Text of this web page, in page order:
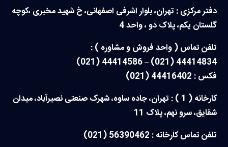
دفتر مرکزی : تهران، بلوار اشرفی اصفهانی، خ شهید مخبری ،کوچه
گلستان یکم، پلاک دو ، واحد 4
تلفن تماس ( واحد فروش و مشاوره ) :
44414834 (021) – 44414586 (021)
فکس : 44416402 (021)
کارخانه ( 1 ) : تهران، جاده ساوه، شهرک صنعتی نصیرآباد، میدان
شقایق، سرو نهم، پلاک 11
تلفن تماس کارخانه : 56390462 (021)